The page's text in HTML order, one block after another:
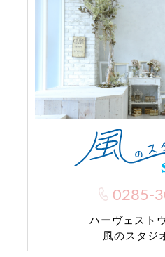
0285-
ハーヴェスト
風のスタジ